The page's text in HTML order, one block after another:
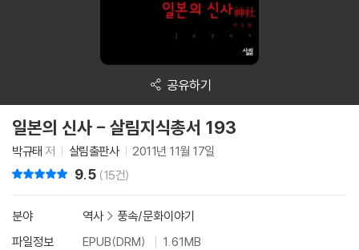
공유하기
일본의 신사 - 살림지식총서 193
박규태 저 살림출판사 2011년 11월 17일
9.5 (15건)
분야 역사> 풍속/문화이야기
파일정보
EPUB(DRM)
1.61MB